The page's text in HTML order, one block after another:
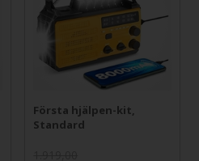
Första hjälpen-kit,
Standard